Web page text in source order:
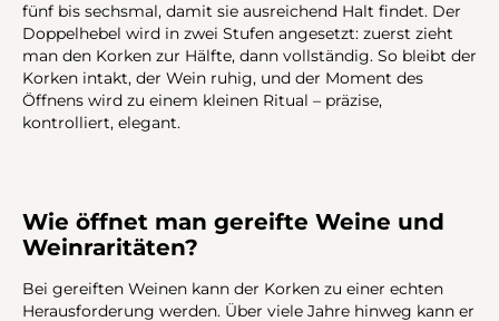
fünf bis sechsmal, damit sie ausreichend Halt findet. Der
Doppelhebel wird in zwei Stufen angesetzt: zuerst zieht
man den Korken zur Hälfte, dann vollständig. So bleibt der
Korken intakt, der Wein ruhig, und der Moment des
Öffnens wird zu einem kleinen Ritual – präzise,
kontrolliert, elegant.
Wie öffnet man gereifte Weine und
Weinraritäten?
Bei gereiften Weinen kann der Korken zu einer echten
Herausforderung werden. Über viele Jahre hinweg kann er